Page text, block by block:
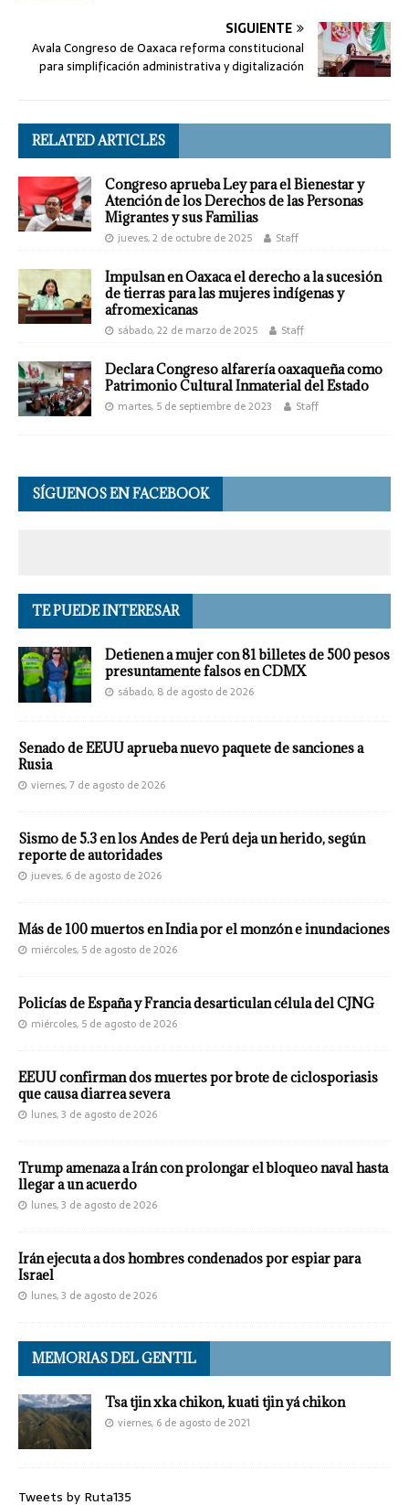
SIGUIENTE
Avala Congreso de Oaxaca reforma constitucional
para simplificación administrativa y digitalización
RELATED ARTICLES
Congreso aprueba Ley para el Bienestar y
Atención de los Derechos de las Personas
Migrantes y sus Familias
jueves, 2 de octubre de 2025 Staff
Impulsan en Oaxaca el derecho a la sucesión
de tierras para las mujeres indígenas y
afromexicanas
sábado, 22 de marzo de 2025 Staff
Declara Congreso alfarería oaxaqueña como
Patrimonio Cultural Inmaterial del Estado
martes, 5 de septiembre de 2023 Staff
SÍGUENOS EN FACEBOOK
TE PUEDE INTERESAR
Detienen a mujer con 81 billetes de 500 pesos
presuntamente falsos en CDMX
sábado, 8 de agosto de 2026
Senado de EEUU aprueba nuevo paquete de sanciones a
Rusia
viernes, 7 de agosto de 2026
Sismo de 5.3 en los Andes de Perú deja un herido, según
reporte de autoridades
jueves, 6 de agosto de 2026
Más de 100 muertos en India por el monzón e inundaciones
miércoles, 5 de agosto de 2026
Policías de España y Francia desarticulan célula del CJNG
miércoles, 5 de agosto de 2026
EEUU confirman dos muertes por brote de ciclosporiasis
que causa diarrea severa
lunes, 3 de agosto de 2026
Trump amenaza a Irán con prolongar el bloqueo naval hasta
llegar a un acuerdo
lunes, 3 de agosto de 2026
Irán ejecuta a dos hombres condenados por espiar para
Israel
lunes, 3 de agosto de 2026
MEMORIAS DEL GENTIL
Tsa tjin xka chikon, kuati tjin yá chikon
viernes, 6 de agosto de 2021
Tweets by Ruta135